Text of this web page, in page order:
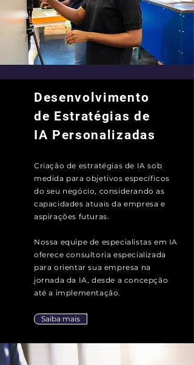
Desenvolvimento
de Estratégias de
IA Personalizadas
Criação de estratégias de IA sob
medida para objetivos específicos
do seu negócio, considerando as
capacidades atuais da empresa e
aspirações futuras.
Nossa equipe de especialistas em IA
oferece consultoria especializada
para orientar sua empresa na
jornada da IA, desde a concepção
até a implementação.
Saiba mais